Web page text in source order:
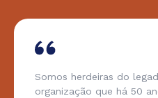
Somos herdeiras do
organização que há 50